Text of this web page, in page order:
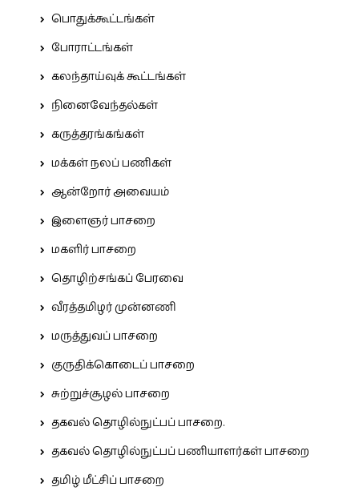
பொதுக்கூட்டங்கள்
போராட்டங்கள்
கலந்தாய்வுக் கூட்டங்கள்
நினைவேந்தல்கள்
கருத்தரங்கங்கள்
மக்கள் நலப் பணிகள்
ஆன்றோர் அவையம்
இளைஞர் பாசறை
மகளிர் பாசறை
தொழிற்சங்கப் பேரவை
வீரத்தமிழர் முன்னணி
மருத்துவப் பாசறை
குருதிக்கொடைப் பாசறை
சுற்றுச்சூழல் பாசறை
தகவல் தொழில்நுட்பப் பாசறை.
தகவல் தொழில்நுட்பப் பணியாளர்கள் பாசறை
தமிழ் மீட்சிப் பாசறை